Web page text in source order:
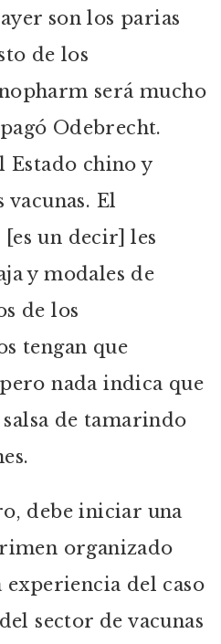
son los parias
de los
será mucho
Odebrecht.
Estado chino y
vacunas. El
un decir] les
y modales de
de los
tengan que
nada indica que
de tamarindo
debe iniciar una
organizado
experiencia del caso
sector de vacunas